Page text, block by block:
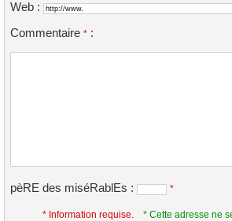
Web :
Commentaire * :
pèRE des miséRablEs : *
* Information requise.
* Cette adresse ne